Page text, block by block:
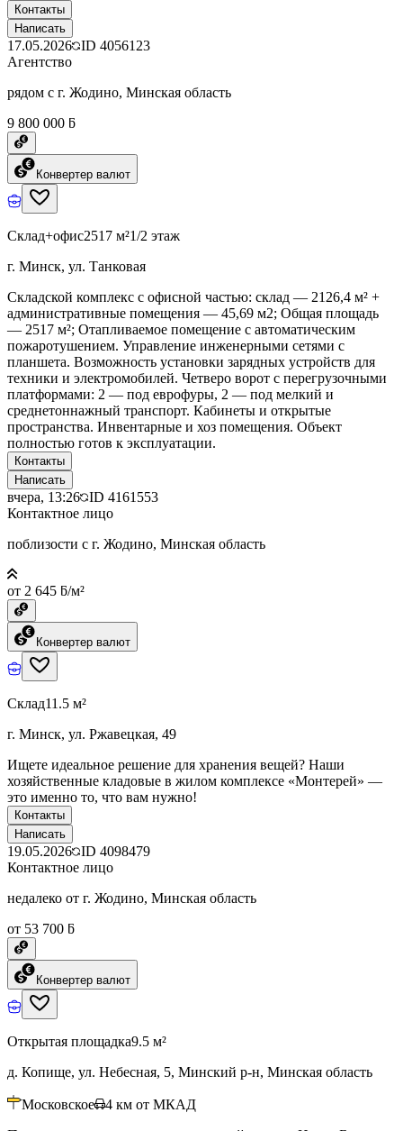
Контакты
Написать
17.05.2026 ID 4056123
Агентство
рядом с г. Жодино, Минская область
9 800 000 ƃ
Конвертер валют
Склад+офис2517 м²1/2 этаж
г. Минск, ул. Танковая
Складской комплекс с офисной частью: склад — 2126,4 м² +
административные помещения — 45,69 м2; Общая площадь
— 2517 м²; Отапливаемое помещение с автоматическим
пожаротушением. Управление инженерными сетями с
планшета. Возможность установки зарядных устройств для
техники и электромобилей. Четверо ворот с перегрузочными
платформами: 2 — под еврофуры, 2 — под мелкий и
среднетоннажный транспорт. Кабинеты и открытые
пространства. Инвентарные и хоз помещения. Объект
полностью готов к эксплуатации.
Контакты
Написать
вчера, 13:26 ID 4161553
Контактное лицо
поблизости с г. Жодино, Минская область
от 2 645 ƃ/м²
Конвертер валют
Склад11.5 м²
г. Минск, ул. Ржавецкая, 49
Ищете идеальное решение для хранения вещей? Наши
хозяйственные кладовые в жилом комплексе «Монтерей» —
это именно то, что вам нужно!
Контакты
Написать
19.05.2026 ID 4098479
Контактное лицо
недалеко от г. Жодино, Минская область
от 53 700 ƃ
Конвертер валют
Открытая площадка9.5 м²
д. Копище, ул. Небесная, 5, Минский р-н, Минская область
Московское 4 км от МКАД